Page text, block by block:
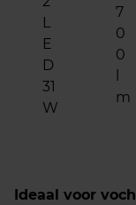
L
E
D
31
W
7
0
0
m
Ideaal voor